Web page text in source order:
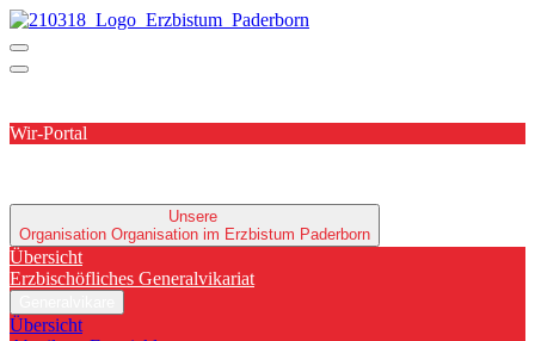
Wir-Portal
Unsere
Organisation Organisation im Erzbistum Paderborn
Übersicht
Erzbischöfliches Generalvikariat
Übersicht